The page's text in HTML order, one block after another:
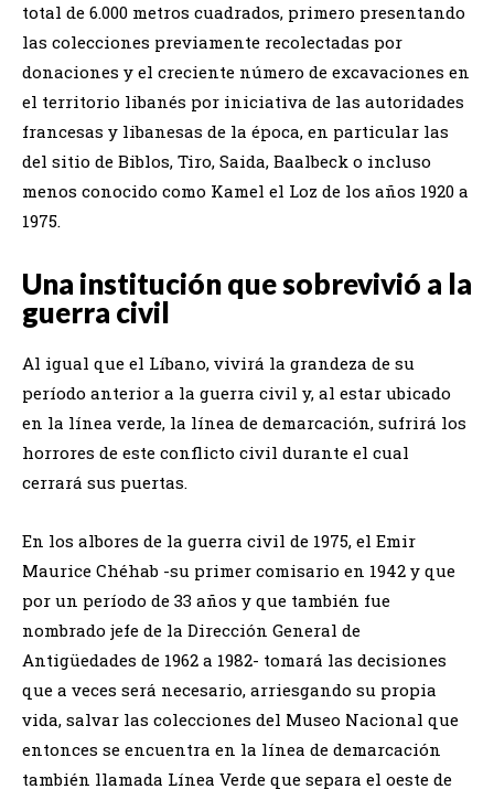
total de 6.000 metros cuadrados, primero presentando
las colecciones previamente recolectadas por
donaciones y el creciente número de excavaciones en
el territorio libanés por iniciativa de las autoridades
francesas y libanesas de la época, en particular las
del sitio de Biblos, Tiro, Saida, Baalbeck o incluso
menos conocido como Kamel el Loz de los años 1920 a
1975.
Una institución que sobrevivió a la
guerra civil
Al igual que el Líbano, vivirá la grandeza de su
período anterior a la guerra civil y, al estar ubicado
en la línea verde, la línea de demarcación, sufrirá los
horrores de este conflicto civil durante el cual
cerrará sus puertas.
En los albores de la guerra civil de 1975, el Emir
Maurice Chéhab -su primer comisario en 1942 y que
por un período de 33 años y que también fue
nombrado jefe de la Dirección General de
Antigüedades de 1962 a 1982- tomará las decisiones
que a veces será necesario, arriesgando su propia
vida, salvar las colecciones del Museo Nacional que
entonces se encuentra en la línea de demarcación
también llamada Línea Verde que separa el oeste de